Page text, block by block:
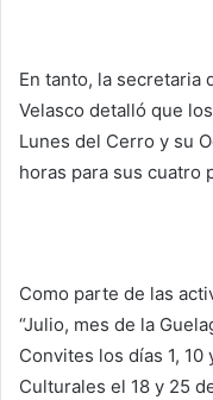
En tanto, la secretaria
Velasco detalló que
Lunes del Cerro y su
horas para sus cuatro
Como parte de las
“Julio, mes de la
Convites los días 1, 10
Culturales el 18 y 25